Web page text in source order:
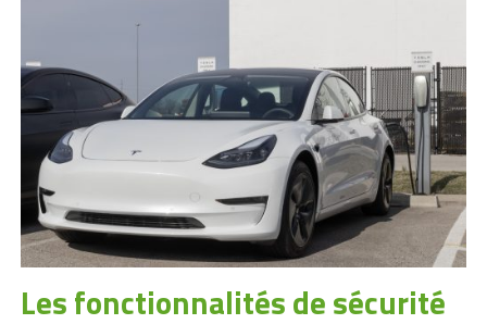
Les fonctionnalités de sécurité